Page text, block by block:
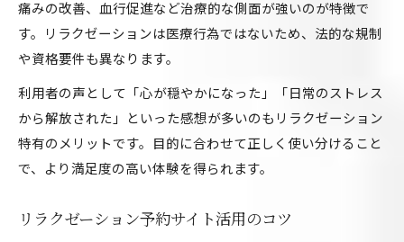
痛みの改善、血行促進など治療的な側面が強いのが特徴で
す。リラクゼーションは医療行為ではないため、法的な規制
や資格要件も異なります。
利用者の声として「心が穏やかになった」「日常のストレス
から解放された」といった感想が多いのもリラクゼーション
特有のメリットです。目的に合わせて正しく使い分けること
で、より満足度の高い体験を得られます。
リラクゼーション予約サイト活用のコツ